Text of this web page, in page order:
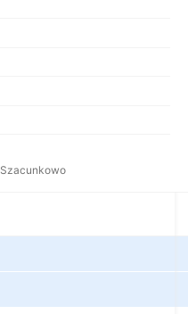
Szacunkowo